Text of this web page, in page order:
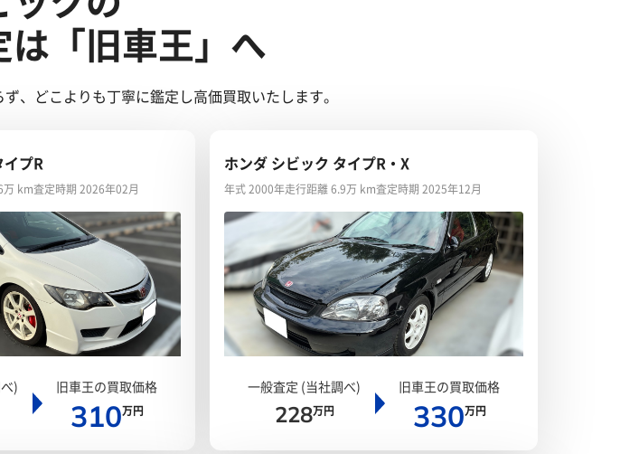
は「旧車王」へ
、どこよりも丁寧に鑑定し高価買取いたします。
プR
万 km査定時期 2026年02月
) 旧車王の買取価格
310万円
ホンダ シビック タイプR・X
年式 2000年走行距離 6.9万 km査定時期 2025年12月
一般査定 (当社調べ)
228万円
旧車王の買取価格
330万円